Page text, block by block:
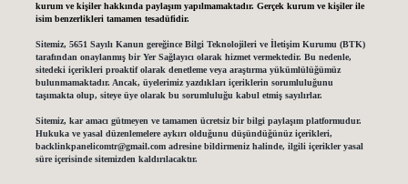
kurum ve kişiler hakkında paylaşım yapılmamaktadır. Gerçek kurum ve kişiler ile
isim benzerlikleri tamamen tesadüfidir.
Sitemiz, 5651 Sayılı Kanun gereğince Bilgi Teknolojileri ve İletişim Kurumu (BTK)
tarafından onaylanmış bir Yer Sağlayıcı olarak hizmet vermektedir. Bu nedenle,
sitedeki içerikleri proaktif olarak denetleme veya araştırma yükümlülüğümüz
bulunmamaktadır. Ancak, üyelerimiz yazdıkları içeriklerin sorumluluğunu
taşımakta olup, siteye üye olarak bu sorumluluğu kabul etmiş sayılırlar.
Sitemiz, kar amacı gütmeyen ve tamamen ücretsiz bir bilgi paylaşım platformudur.
Hukuka ve yasal düzenlemelere aykırı olduğunu düşündüğünüz içerikleri,
backlinkpanelicomtr@gmail.comadresine bildirmeniz halinde, ilgili içerikler yasal
süre içerisinde sitemizden kaldırılacaktır.